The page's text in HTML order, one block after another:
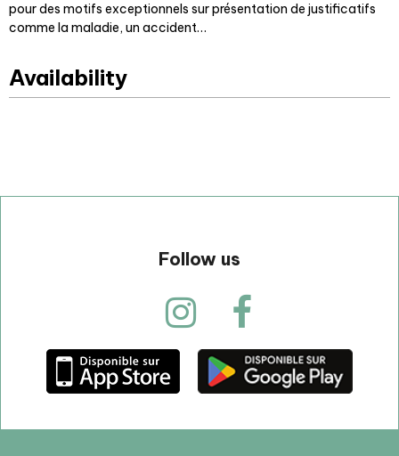
pour des motifs exceptionnels sur présentation de justificatifs
comme la maladie, un accident…
Availability
Follow us